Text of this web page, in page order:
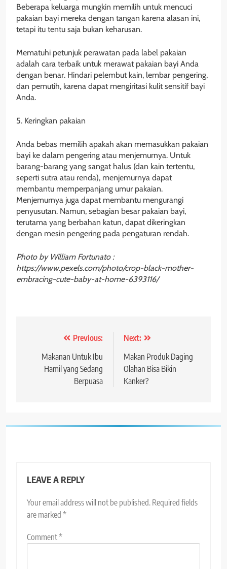
Beberapa keluarga mungkin memilih untuk mencuci
pakaian bayi mereka dengan tangan karena alasan ini,
tetapi itu tentu saja bukan keharusan.
Mematuhi petunjuk perawatan pada label pakaian
adalah cara terbaik untuk merawat pakaian bayi Anda
dengan benar. Hindari pelembut kain, lembar pengering,
dan pemutih, karena dapat mengiritasi kulit sensitif bayi
Anda.
5. Keringkan pakaian
Anda bebas memilih apakah akan memasukkan pakaian
bayi ke dalam pengering atau menjemurnya. Untuk
barang-barang yang sangat halus (dan kain tertentu,
seperti sutra atau renda), menjemurnya dapat
membantu memperpanjang umur pakaian.
Menjemurnya juga dapat membantu mengurangi
penyusutan. Namun, sebagian besar pakaian bayi,
terutama yang berbahan katun, dapat dikeringkan
dengan mesin pengering pada pengaturan rendah.
Photo by William Fortunato :
https://www.pexels.com/photo/crop-black-mother-
embracing-cute-baby-at-home-6393116/
navigation
Previous:
Makanan Untuk Ibu
Hamil yang Sedang
Berpuasa
Next:
Makan Produk Daging
Olahan Bisa Bikin
Kanker?
LEAVE A REPLY
Your email address will not be published. Required fields
are marked *
Comment*